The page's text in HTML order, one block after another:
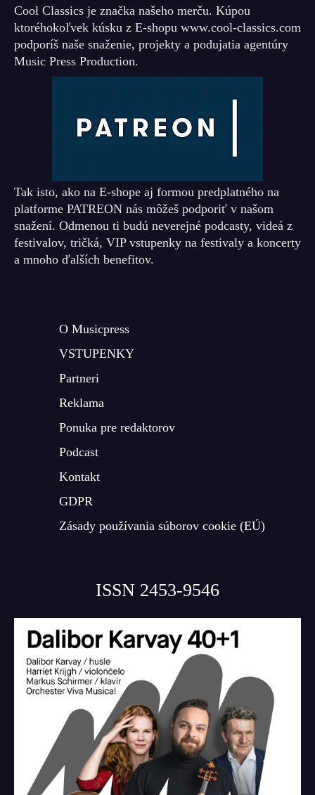
Cool Classics je značka našeho merču. Kúpou
ktoréhokoľvek kúsku z E-shopu www.cool-classics.com
podporíš naše snaženie, projekty a podujatia agentúry
Music Press Production.
Tak isto, ako na E-shope aj formou predplatného na
platforme PATREON nás môžeš podporiť v našom
snažení. Odmenou ti budú neverejné podcasty, videá z
festivalov, tričká, VIP vstupenky na festivaly a koncerty
a mnoho ďalších benefitov.
O Musicpress
VSTUPENKY
Partneri
Reklama
Ponuka pre redaktorov
Podcast
Kontakt
GDPR
Zásady používania súborov cookie (EÚ)
ISSN 2453-9546